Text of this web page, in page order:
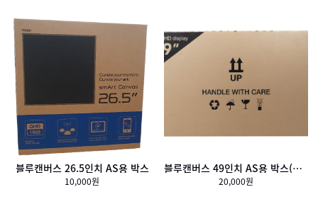
블루캔버스 26.5인치 AS용 박스
10,000원
블루캔버스 49인치 AS용 박스(BOX)
20,000원